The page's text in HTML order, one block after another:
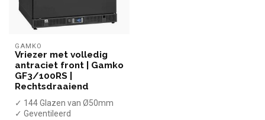
GAMKO
Vriezer met volledig
antraciet front | Gamko
GF3/100RS |
Rechtsdraaiend
✓ 144 Glazen van Ø50mm
✓ Geventileerd